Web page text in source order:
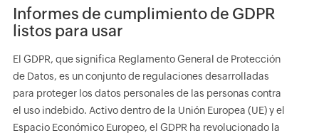
Informes de cumplimiento de GDPR
listos para usar
El GDPR, que significa Reglamento General de Protección
de Datos, es un conjunto de regulaciones desarrolladas
para proteger los datos personales de las personas contra
el uso indebido. Activo dentro de la Unión Europea (UE) y el
Espacio Económico Europeo, el GDPR ha revolucionado la